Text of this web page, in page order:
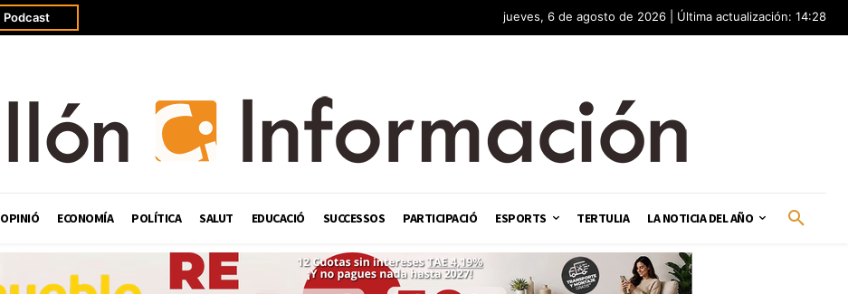
Podcast jueves, 6 de agosto de 2026 | Última actualización: 14:28
OPINIÓ ECONOMÍA POLÍTICA SALUT EDUCACIÓ SUCCESSOS PARTICIPACIÓ ESPORTS TERTULIA LA NOTICIA DEL AÑO